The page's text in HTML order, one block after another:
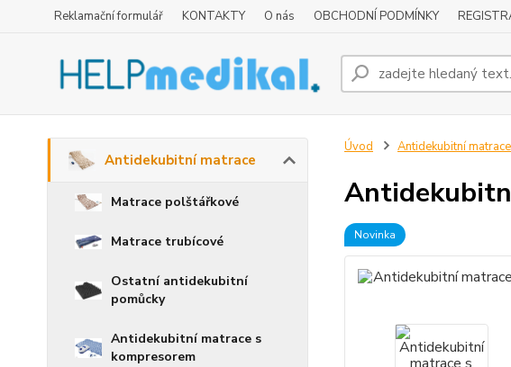
Reklamační formulář KONTAKTY O nás OBCHODNÍ PODMÍNKY
Antidekubitní matrace
Matrace polštářkové
Matrace trubícové
Ostatní antidekubitní
pomůcky
Antidekubitní matrace s
kompresorem
Úvod Antidekubitní matrace
Novinka